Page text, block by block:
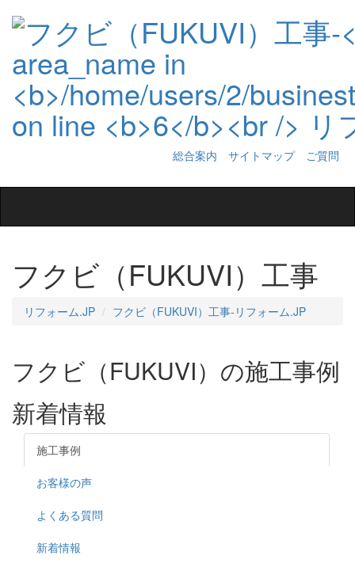
総合案内 サイトマップ
ご質問
navigation
フクビ（FUKUVI）工事
リフォーム.JP フクビ（FUKUVI）工事‐リフォーム.JP
フクビ（FUKUVI）の施工事例
新着情報
施工事例
お客様の声
よくある質問
新着情報